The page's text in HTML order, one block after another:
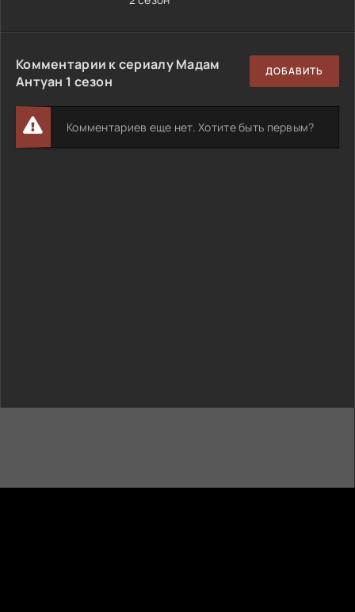
Комментарии к сериалу Мадам
Антуан 1 сезон
ДОБАВИТЬ
Комментариев еще нет. Хотите быть первым?